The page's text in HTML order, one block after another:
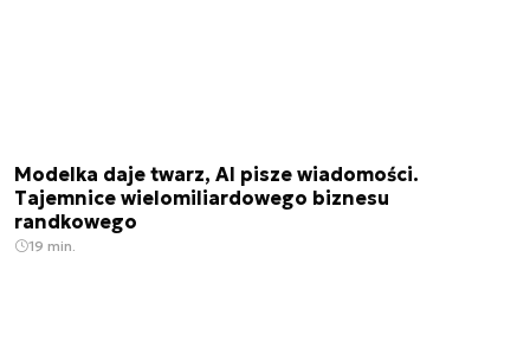
Modelka daje twarz, AI pisze wiadomości.
Tajemnice wielomiliardowego biznesu
randkowego
19 min.